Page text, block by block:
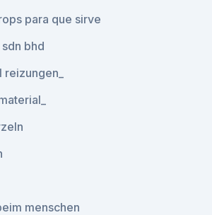
para que sirve
bhd
menschen